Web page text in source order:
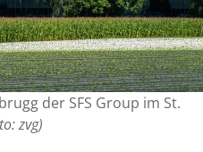
der SFS Group im St.
zvg)